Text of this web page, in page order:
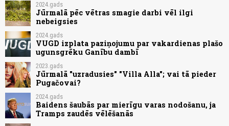
2024.gads
Jūrmalā pēc vētras smagie darbi vēl ilgi
nebeigsies
2024.gads
VUGD izplata paziņojumu par vakardienas plašo
ugunsgrēku Ganību dambī
2023.gads
Jūrmalā "uzradusies" "Villa Alla"; vai tā pieder
Pugačovai?
2024.gads
Baidens šaubās par mierīgu varas nodošanu, ja
Tramps zaudēs vēlēšanās